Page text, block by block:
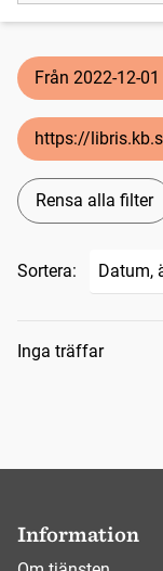
Från 2022-12-01
https://
Rensa alla filter
Sortera:
Inga träffar
Information